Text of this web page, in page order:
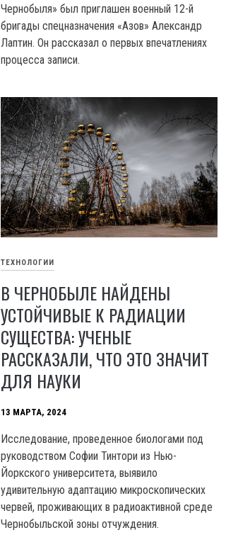
Чернобыля» был приглашен военный 12-й
бригады спецназначения «Азов» Александр
Лаптин. Он рассказал о первых впечатлениях
процесса записи.
ТЕХНОЛОГИИ
В ЧЕРНОБЫЛЕ НАЙДЕНЫ
УСТОЙЧИВЫЕ К РАДИАЦИИ
СУЩЕСТВА: УЧЕНЫЕ
РАССКАЗАЛИ, ЧТО ЭТО ЗНАЧИТ
ДЛЯ НАУКИ
13 МАРТА, 2024
Исследование, проведенное биологами под
руководством Софии Тинтори из Нью-
Йоркского университета, выявило
удивительную адаптацию микроскопических
червей, проживающих в радиоактивной среде
Чернобыльской зоны отчуждения.